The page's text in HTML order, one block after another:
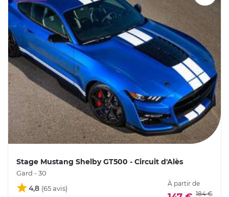
Stage Mustang Shelby GT500 - Circuit d'Alès
Gard - 30
4,8
À partir de
184 €